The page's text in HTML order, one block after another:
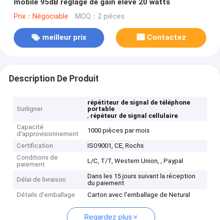
mobile 95dB réglage de gain élevé 20 watts
Prix：Négociable MOQ：2 pièces
meilleur prix Contactez
Description De Produit
Surligner
répétiteur de signal de téléphone
portable
, répéteur de signal cellulaire
Capacité
d'approvisionnement
1000 pièces par mois
Certification
ISO9001, CE, Rochs
Conditions de
paiement
L/C, T/T, Western Union, , Paypal
Délai de livraison
Dans les 15 jours suivant la réception
du paiement
Détails d'emballage
Carton avec l'emballage de Netural
Regardez plus